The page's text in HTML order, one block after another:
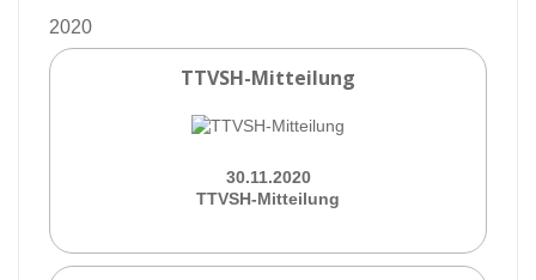
2020
TTVSH-Mitteilung
30.11.2020
TTVSH-Mitteilung